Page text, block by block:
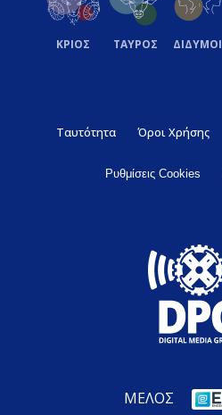
ΚΡΙΟΣ ΤΑΥΡΟΣ ΔΙΔΥΜΟΙ
Ταυτότητα Όροι Χρήσης
Ρυθμίσεις Cookies
ΜΕΛΟΣ